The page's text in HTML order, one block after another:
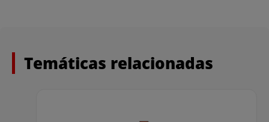
Temáticas relacionadas